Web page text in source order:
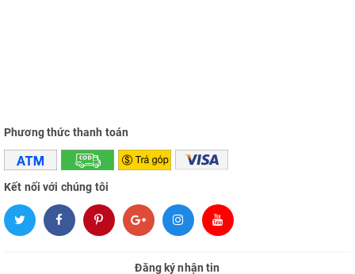
Phương thức thanh toán
Kết nối với chúng tôi
Đăng ký nhận tin